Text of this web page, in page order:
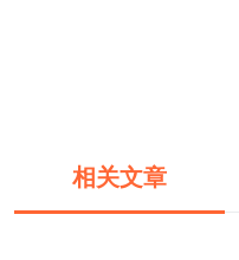
相关文章